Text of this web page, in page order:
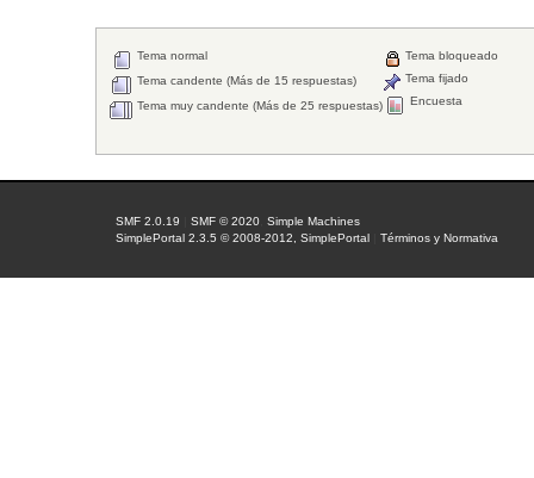
Tema normal
Tema candente (Más de 15 respuestas)
Tema muy candente (Más de 25 respuestas)
Tema bloqueado
Tema fijado
Encuesta
SMF 2.0.19 |SMF © 2020 ,Simple Machines
SimplePortal 2.3.5 © 2008-2012, SimplePortal
|Términos y Normativa